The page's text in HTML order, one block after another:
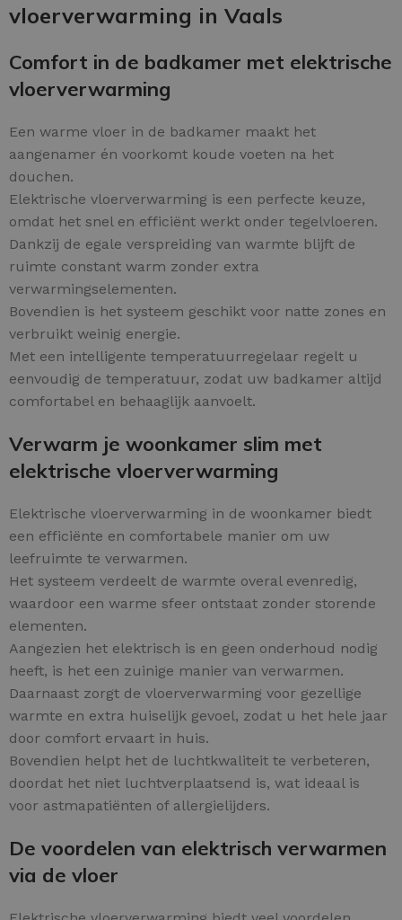
vloerverwarming in Vaals
Comfort in de badkamer met elektrische
vloerverwarming
Een warme vloer in de badkamer maakt het
aangenamer én voorkomt koude voeten na het
douchen.
Elektrische vloerverwarming is een perfecte keuze,
omdat het snel en efficiënt werkt onder tegelvloeren.
Dankzij de egale verspreiding van warmte blijft de
ruimte constant warm zonder extra
verwarmingselementen.
Bovendien is het systeem geschikt voor natte zones en
verbruikt weinig energie.
Met een intelligente temperatuurregelaar regelt u
eenvoudig de temperatuur, zodat uw badkamer altijd
comfortabel en behaaglijk aanvoelt.
Verwarm je woonkamer slim met
elektrische vloerverwarming
Elektrische vloerverwarming in de woonkamer biedt
een efficiënte en comfortabele manier om uw
leefruimte te verwarmen.
Het systeem verdeelt de warmte overal evenredig,
waardoor een warme sfeer ontstaat zonder storende
elementen.
Aangezien het elektrisch is en geen onderhoud nodig
heeft, is het een zuinige manier van verwarmen.
Daarnaast zorgt de vloerverwarming voor gezellige
warmte en extra huiselijk gevoel, zodat u het hele jaar
door comfort ervaart in huis.
Bovendien helpt het de luchtkwaliteit te verbeteren,
doordat het niet luchtverplaatsend is, wat ideaal is
voor astmapatiënten of allergielijders.
De voordelen van elektrisch verwarmen
via de vloer